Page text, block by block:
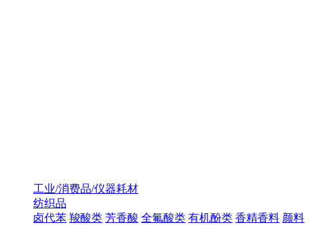
工业/消费品/仪器耗材
纺织品
卤代苯 羧酸类 芳香酸 全氟酸类 有机酚类 香精香料 颜料